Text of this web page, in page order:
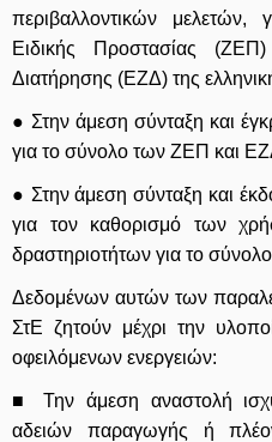
περιβαλλοντικών
Ειδικής Προστασίας
Διατήρησης (ΕΖΔ) της
● Στην άμεση σύνταξη και
για το σύνολο των ΖΕΠ και
● Στην άμεση σύνταξη και
για τον καθορισμό των
δραστηριοτήτων για το
Δεδομένων αυτών των
ΣτΕ ζητούν μέχρι την
οφειλόμενων ενεργειών:
■ Την άμεση αναστολή
αδειών παραγωγής ή